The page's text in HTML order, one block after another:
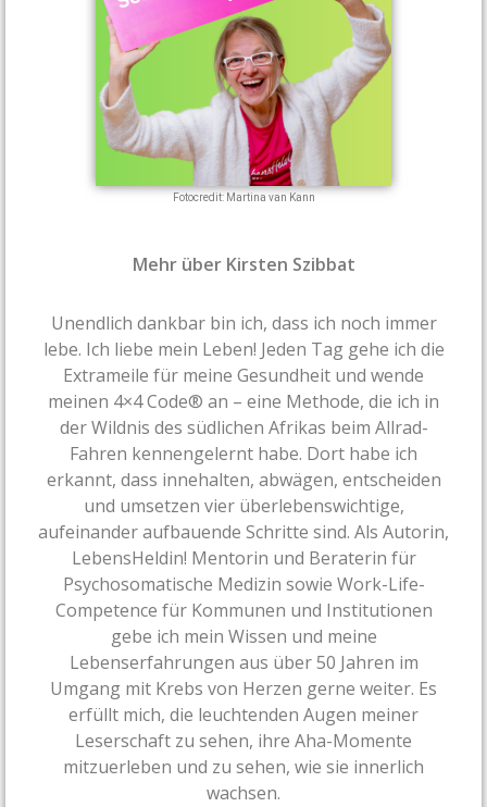
Fotocredit: Martina van Kann
Mehr über Kirsten Szibbat
Unendlich dankbar bin ich, dass ich noch immer
lebe. Ich liebe mein Leben! Jeden Tag gehe ich die
Extrameile für meine Gesundheit und wende
meinen 4×4 Code® an – eine Methode, die ich in
der Wildnis des südlichen Afrikas beim Allrad-
Fahren kennengelernt habe. Dort habe ich
erkannt, dass innehalten, abwägen, entscheiden
und umsetzen vier überlebenswichtige,
aufeinander aufbauende Schritte sind. Als Autorin,
LebensHeldin! Mentorin und Beraterin für
Psychosomatische Medizin sowie Work-Life-
Competence für Kommunen und Institutionen
gebe ich mein Wissen und meine
Lebenserfahrungen aus über 50 Jahren im
Umgang mit Krebs von Herzen gerne weiter. Es
erfüllt mich, die leuchtenden Augen meiner
Leserschaft zu sehen, ihre Aha-Momente
mitzuerleben und zu sehen, wie sie innerlich
wachsen.